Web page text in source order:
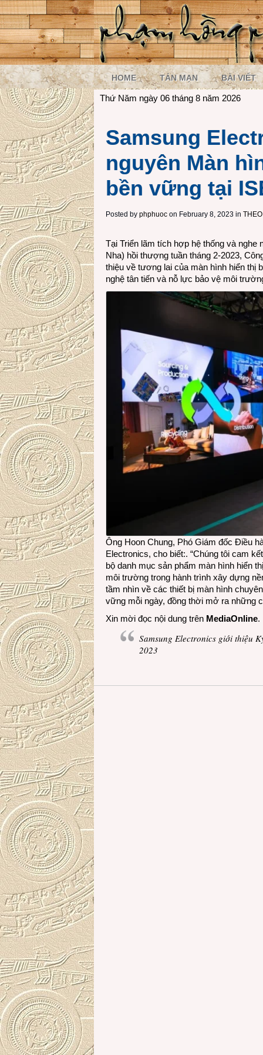
HOME TẢN MẠN BÀI VIẾT
Thứ Năm ngày 06 tháng 8 năm 2026
Samsung
nguyên Màn
bền vững tại
Posted by phphuoc on February 8, 2023 in
Tại Triển lãm tích hợp hệ thống và nghe
Nha) hồi thượng tuần tháng 2-2023,
thiệu về tương lai của màn hình hiển thị
nghệ tân tiến và nỗ lực bảo vệ môi
Ông Hoon Chung, Phó Giám đốc Điều
Electronics, cho biết:. “Chúng tôi cam
bộ danh mục sản phẩm màn hình hiển
môi trường trong hành trình xây dựng
tầm nhìn về các thiết bị màn hình
vững mỗi ngày, đồng thời mở ra những
Xin mời đọc nội dung trên MediaOnline.
Samsung Electronics giới thiệu
2023